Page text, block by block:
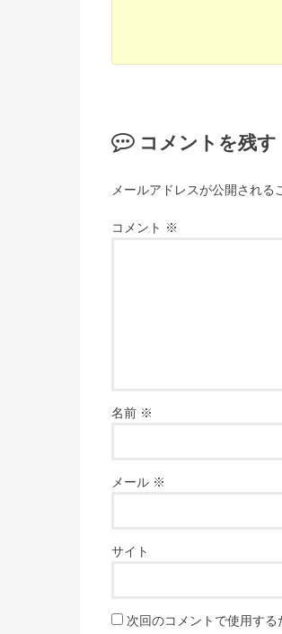
コメントを残す
メールアドレスが公開される
コメント ※
名前 ※
メール ※
サイト
次回のコメントで使用する